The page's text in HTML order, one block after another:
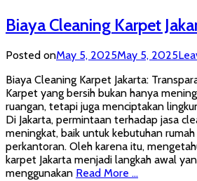
Biaya Cleaning Karpet
Posted onMay 5, 2025May 5, 2025
Biaya Cleaning Karpet Jakarta:
Karpet yang bersih bukan hanya
ruangan, tetapi juga menciptakan
Di Jakarta, permintaan terhadap jasa
meningkat, baik untuk kebutuhan
perkantoran. Oleh karena itu,
karpet Jakarta menjadi langkah awal
menggunakan Read More …